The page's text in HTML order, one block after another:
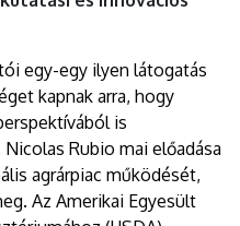
egy-egy ilyen látogatás
kapnak arra, hogy
is
Rubio mai előadása
agrárpiac működését,
Az Amerikai Egyesült